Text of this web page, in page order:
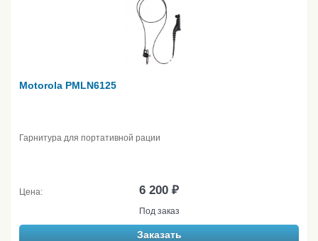
Motorola PMLN6125
Гарнитура для портативной рации
Цена: 6 200 ₽
Под заказ
Заказать